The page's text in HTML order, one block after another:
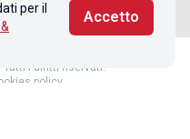
per il
Accetto
Tutti i diritti riservati.
policy